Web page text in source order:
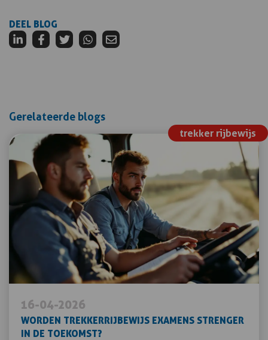
DEEL BLOG
Gerelateerde blogs
trekker rijbewijs
16-04-2026
WORDEN TREKKERRIJBEWIJS EXAMENS STRENGER
IN DE TOEKOMST?